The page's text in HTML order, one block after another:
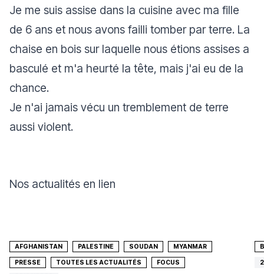
Je me suis assise dans la cuisine avec ma fille
de 6 ans et nous avons failli tomber par terre. La
chaise en bois sur laquelle nous étions assises a
basculé et m'a heurté la tête, mais j'ai eu de la
chance.
Je n'ai jamais vécu un tremblement de terre
aussi violent.
Nos actualités en lien
AFGHANISTAN PALESTINE SOUDAN MYANMAR
PRESSE TOUTES LES ACTUALITÉS FOCUS